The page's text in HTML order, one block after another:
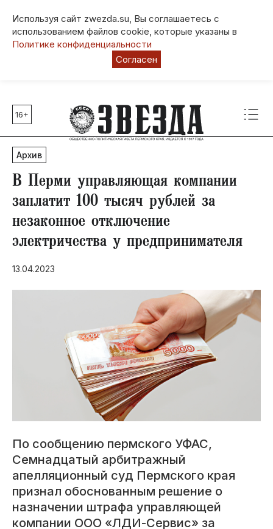
Используя сайт zwezda.su, Вы соглашаетесь с
использованием файлов cookie, которые указаны в
Политике конфиденциальности
Согласен
Главные темы
80 лет Победы
Молодежная столица РФ
СВО
Выборы в Пермском крае
Инфраструктура
Благоустройство
16+
Архив
В Перми управляющая компании
заплатит 100 тысяч рублей за
незаконное отключение
электричества у предпринимателя
13.04.2023
По сообщению пермского УФАС,
Семнадцатый арбитражный
апелляционный суд Пермского края
признал обоснованным решение о
назначении штрафа управляющей
компании ООО «ЛДИ-Сервис» за